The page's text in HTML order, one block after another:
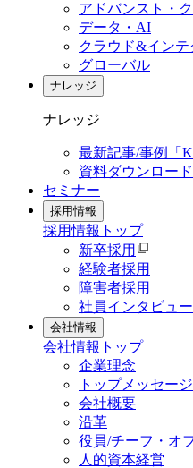
アドバンスト・
データ・AI
クラウド&イン
グローバル
ナレッジ
ナレッジ
最新記事/事例「
資料ダウンロード
セミナー
採用情報
採用情報 トップ
新卒採用
経験者採用
障害者採用
社員インタビュー
会社情報
会社情報 トップ
企業理念
トップメッセージ
会社概要
沿革
役員/チーフ・オ
人的資本経営